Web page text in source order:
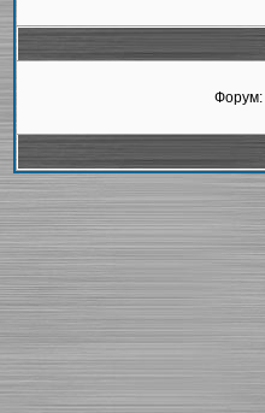
Форум: